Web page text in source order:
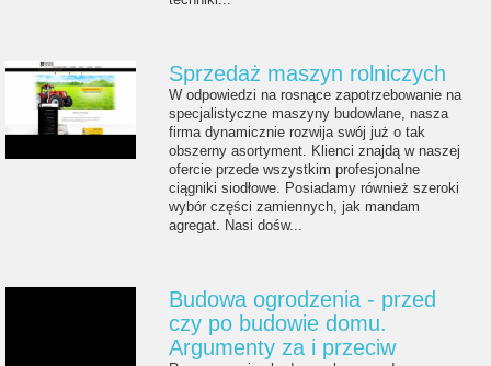
Sprzedaż maszyn rolniczych
W odpowiedzi na rosnące zapotrzebowanie na
specjalistyczne maszyny budowlane, nasza
firma dynamicznie rozwija swój już o tak
obszerny asortyment. Klienci znajdą w naszej
ofercie przede wszystkim profesjonalne
ciągniki siodłowe. Posiadamy również szeroki
wybór części zamiennych, jak mandam
agregat. Nasi dośw...
Budowa ogrodzenia - przed
czy po budowie domu.
Argumenty za i przeciw